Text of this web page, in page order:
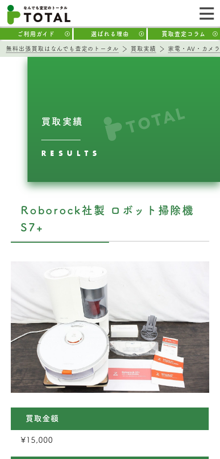
ご利用ガイド 選ばれる理由 買取査定コラム
無料出張買取はなんでも査定のトータル 買取実績 家電・AV・カメラ
買取実績
RESULTS
Roborock社製 ロボット掃除機
S7+
買取金額
¥15,000